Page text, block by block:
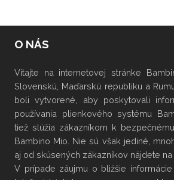
O NÁS
Vitajte na internetovej stránke
Slovenskú, Maďarskú republiku a
boli vytvorené, aby poskytovali
používania plienkového systému
tiež slúžia zákazníkom k
Bambino Mio. Nie sú však jediné,
aj od skúsených zákazníkov nájdete na
V prípade záujmu o bližšie informácie